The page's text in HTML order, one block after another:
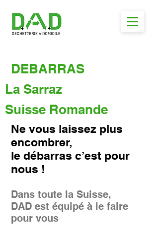
DEBARRAS
La Sarraz
Suisse Romande
Ne vous laissez plus
encombrer,
le débarras c’est pour
nous !
Dans toute la Suisse,
DAD est équipé à le faire
pour vous